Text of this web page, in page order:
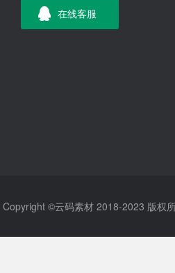
在线客服
Copyright ©云码素材 2018-2023 版权